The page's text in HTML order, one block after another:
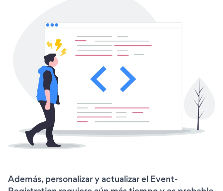
Además, personalizar y actualizar el Event-